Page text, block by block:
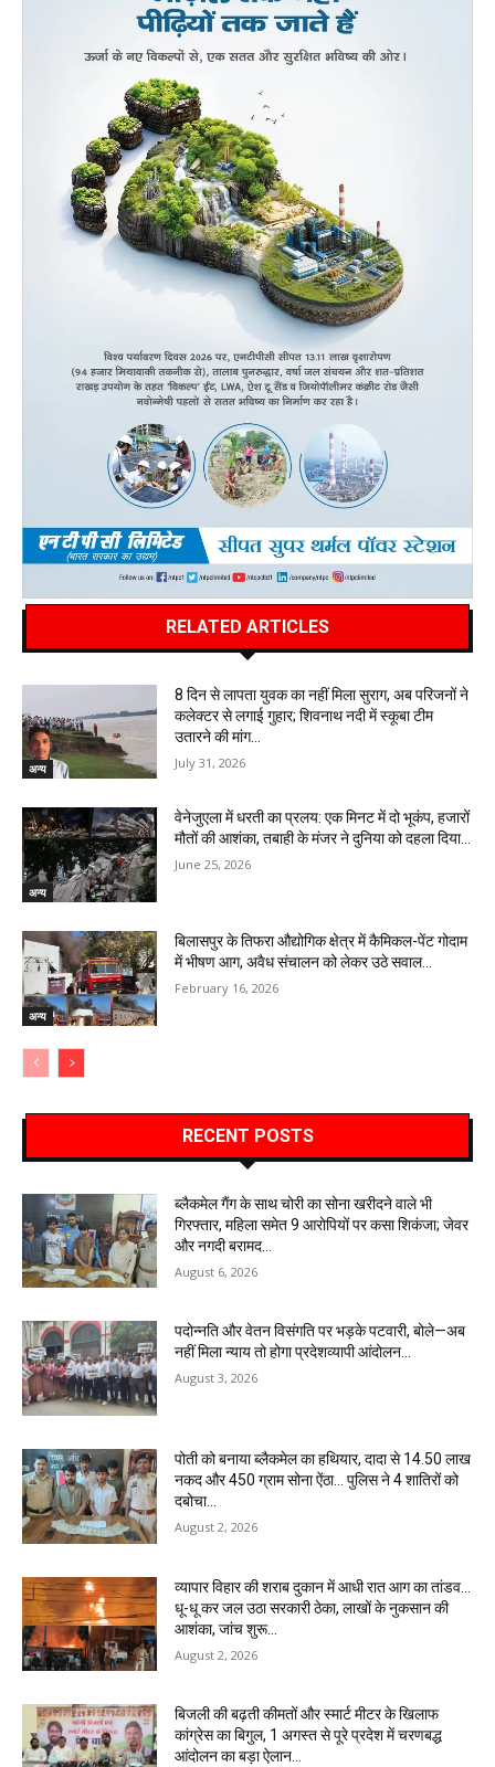
RELATED ARTICLES
अन्य
8 दिन से लापता युवक का नहीं मिला सुराग, अब परिजनों ने
कलेक्टर से लगाई गुहार; शिवनाथ नदी में स्कूबा टीम
उतारने की मांग…
July 31, 2026
अन्य
वेनेजुएला में धरती का प्रलय: एक मिनट में दो भूकंप, हजारों
मौतों की आशंका, तबाही के मंजर ने दुनिया को दहला दिया…
June 25, 2026
अन्य
बिलासपुर के तिफरा औद्योगिक क्षेत्र में कैमिकल-पेंट गोदाम
में भीषण आग, अवैध संचालन को लेकर उठे सवाल…
February 16, 2026
RECENT POSTS
ब्लैकमेल गैंग के साथ चोरी का सोना खरीदने वाले भी
गिरफ्तार, महिला समेत 9 आरोपियों पर कसा शिकंजा; जेवर
और नगदी बरामद…
August 6, 2026
पदोन्नति और वेतन विसंगति पर भड़के पटवारी, बोले—अब
नहीं मिला न्याय तो होगा प्रदेशव्यापी आंदोलन…
August 3, 2026
पोती को बनाया ब्लैकमेल का हथियार, दादा से 14.50 लाख
नकद और 450 ग्राम सोना ऐंठा… पुलिस ने 4 शातिरों को
दबोचा…
August 2, 2026
व्यापार विहार की शराब दुकान में आधी रात आग का तांडव…
धू-धू कर जल उठा सरकारी ठेका, लाखों के नुकसान की
आशंका, जांच शुरू…
August 2, 2026
बिजली की बढ़ती कीमतों और स्मार्ट मीटर के खिलाफ
कांग्रेस का बिगुल, 1 अगस्त से पूरे प्रदेश में चरणबद्ध
आंदोलन का बड़ा ऐलान…